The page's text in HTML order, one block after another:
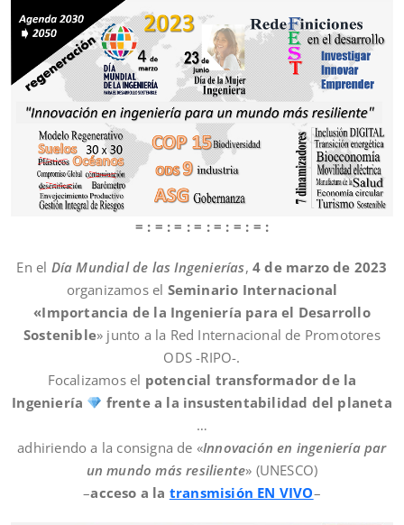
= : = : = : = : = : = : = :
En el Día Mundial de las Ingenierías, 4 de marzo de 2023
organizamos el Seminario Internacional
«Importancia de la Ingeniería para el Desarrollo
Sostenible» junto a la Red Internacional de Promotores
ODS -RIPO-.
Focalizamos el potencial transformador de la
Ingeniería
frente a la insustentabilidad del planeta
…
adhiriendo a la consigna de «Innovación en ingeniería par
un mundo más resiliente» (UNESCO)
–acceso a la transmisión EN VIVO–